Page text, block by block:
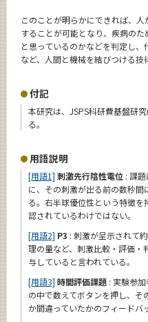
このことが明らかにできれば、
することが可能となり、疾病の
と思っているのかなどを判定し
など、人間と機械を結びつける技
付記
本研究は、JSPS科研費基盤研
る。
用語説明
[用語1] 刺激先行陰性電位 : 課
に、その刺激が出る前の数秒
る。右半球優位性という特徴
認されているわけではない。
[用語2] P3 : 刺激が呈示されて
理の量など、刺激比較・評価
与していると言われている。
[用語3] 時間評価課題 : 実験参
の中で数えてボタンを押し、そ
か間違っていたかのフィードバ